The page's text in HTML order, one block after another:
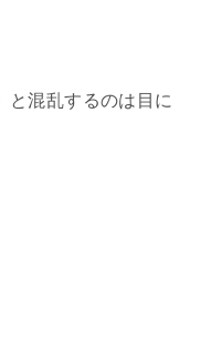
と混乱するのは目に